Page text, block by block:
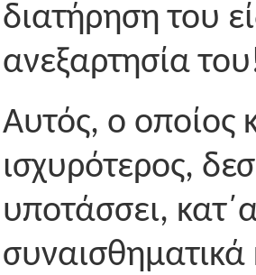
διατήρηση του
ανεξαρτησία
Αυτός, ο οποίος
ισχυρότερος,
υποτάσσει,
συναισθηματικά